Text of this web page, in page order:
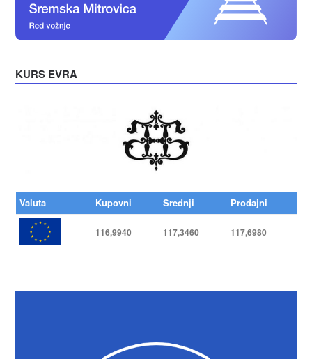
KURS EVRA
Valuta Kupovni Srednji Prodajni
116,9940 117,3460 117,6980